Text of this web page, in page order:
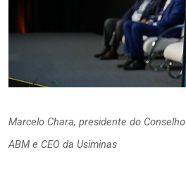
Marcelo Chara, presidente do Conselho
ABM e CEO da Usiminas